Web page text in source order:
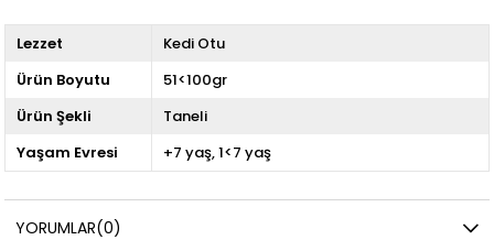
Lezzet
Kedi Otu
Ürün Boyutu
51<100gr
Ürün Şekli
Taneli
Yaşam Evresi
+7 yaş 1<7 yaş
YORUMLAR(0)